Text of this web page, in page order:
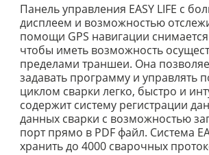
Панель управления EASY LIFE с
дисплеем и возможностью
помощи GPS навигации
чтобы иметь возможность
пределами траншеи. Она
задавать программу и управлять
циклом сварки легко, быстро и
содержит систему регистрации
данных сварки с возможностью
порт прямо в PDF файл. Система
хранить до 4000 сварочных